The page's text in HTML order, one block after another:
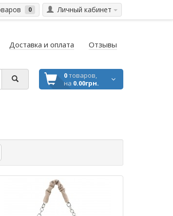
0 Личный кабинет
Доставка и оплата Отзывы
0товаров,
на 0.00грн.